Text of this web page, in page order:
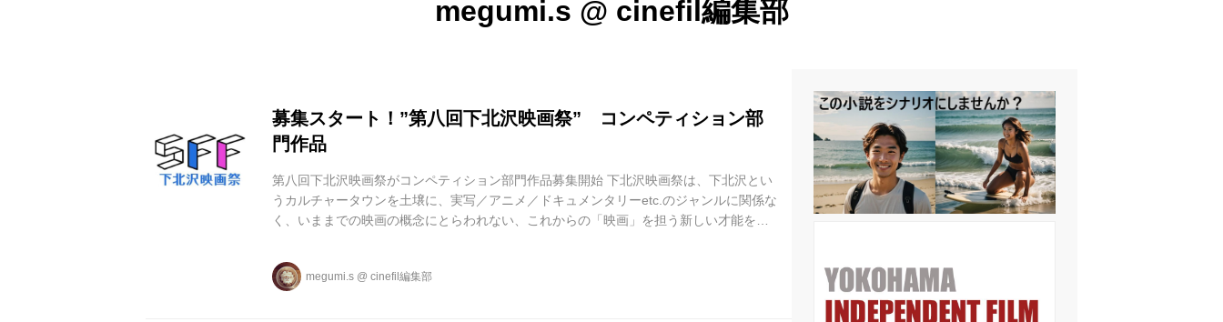
megumi.s @ cinefil編集部
募集スタート！”第八回下北沢映画祭” コンペティション部
門作品
第八回下北沢映画祭がコンペティション部門作品募集開始 下北沢映画祭は、下北沢とい
うカルチャータウンを土壌に、実写／アニメ／ドキュメンタリーetc.のジャンルに関係な
く、いままでの映画の概念にとらわれない、これからの「映画」を担う新しい才能を発
けて開催される「第八回下北沢映画祭コンペティション部門」にて上映される。実写か
らアニメーションまでジャンルを問わず、毎年多くの作品が寄せられている。さらに
megumi.s @ cinefil編集部